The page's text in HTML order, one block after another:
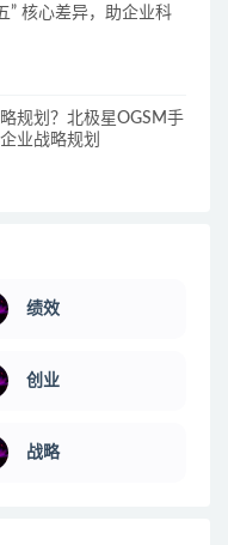
” 核心差异，助企业科
规划？北极星OGSM手
业战略规划
绩效
创业
战略